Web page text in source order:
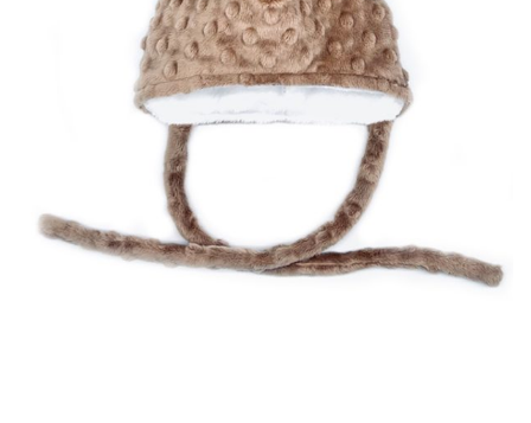
Date
de
naissance